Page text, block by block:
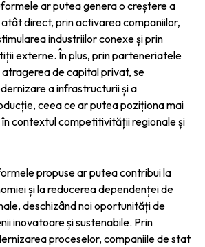
ar putea genera o creștere a
direct, prin activarea companiilor,
industriilor conexe și prin
externe. În plus, prin parteneriatele
de capital privat, se
a infrastructurii și a
ceea ce ar putea poziționa mai
contextul competitivității regionale și
propuse ar putea contribui la
și la reducerea dependenței de
deschizând noi oportunități de
inovatoare și sustenabile. Prin
proceselor, companiile de stat